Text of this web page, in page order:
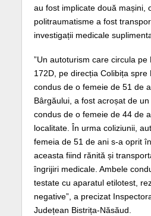
au fost implicate două mașini,
politraumatisme a fost
investigații medicale
”Un autoturism care circula pe
172D, pe direcția Colibița spre
condus de o femeie de 51 de
Bârgăului, a fost acroșat de
condus de o femeie de 44 de
localitate. În urma coliziunii,
femeia de 51 de ani s-a oprit
aceasta fiind rănită și
îngrijiri medicale. Ambele
testate cu aparatul etilotest,
negative”, a precizat
Județean Bistrița-Năsăud.